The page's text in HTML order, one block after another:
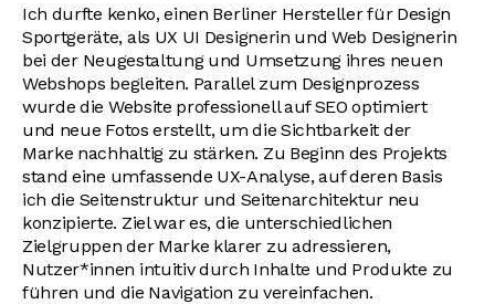
Ich durfte kenko, einen Berliner Hersteller für Design
Sportgeräte, als UX UI Designerin und Web Designerin
bei der Neugestaltung und Umsetzung ihres neuen
Webshops begleiten. Parallel zum Designprozess
wurde die Website professionell auf SEO optimiert
und neue Fotos erstellt, um die Sichtbarkeit der
Marke nachhaltig zu stärken. Zu Beginn des Projekts
stand eine umfassende UX-Analyse, auf deren Basis
ich die Seitenstruktur und Seitenarchitektur neu
konzipierte. Ziel war es, die unterschiedlichen
Zielgruppen der Marke klarer zu adressieren,
Nutzer*innen intuitiv durch Inhalte und Produkte zu
führen und die Navigation zu vereinfachen.